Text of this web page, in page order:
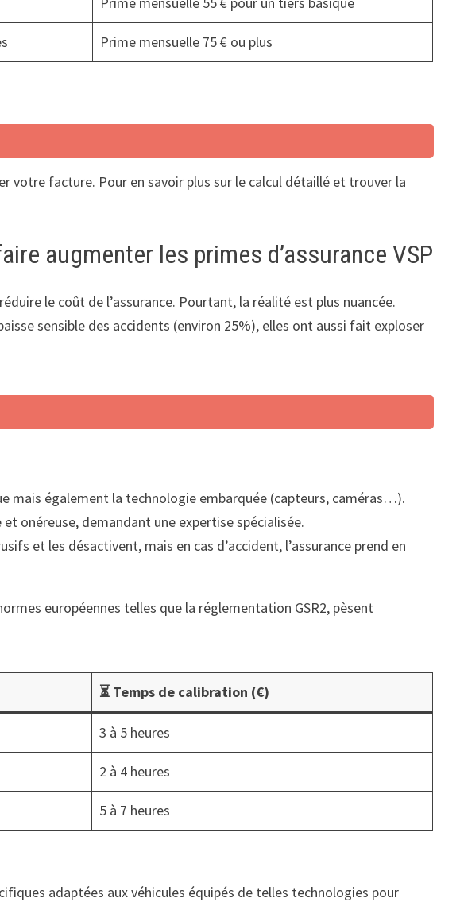
Prime mensuelle 75 € ou plus
votre facture. Pour en savoir plus sur le calcul détaillé et trouver la
augmenter les primes d’assurance VSP
le coût de l’assurance. Pourtant, la réalité est plus nuancée.
sensible des accidents (environ 25%), elles ont aussi fait exploser
mais également la technologie embarquée (capteurs, caméras…).
onéreuse, demandant une expertise spécialisée.
et les désactivent, mais en cas d’accident, l’assurance prend en
européennes telles que la réglementation GSR2, pèsent
⏳ Temps de calibration (€)
3 à 5 heures
2 à 4 heures
5 à 7 heures
adaptées aux véhicules équipés de telles technologies pour